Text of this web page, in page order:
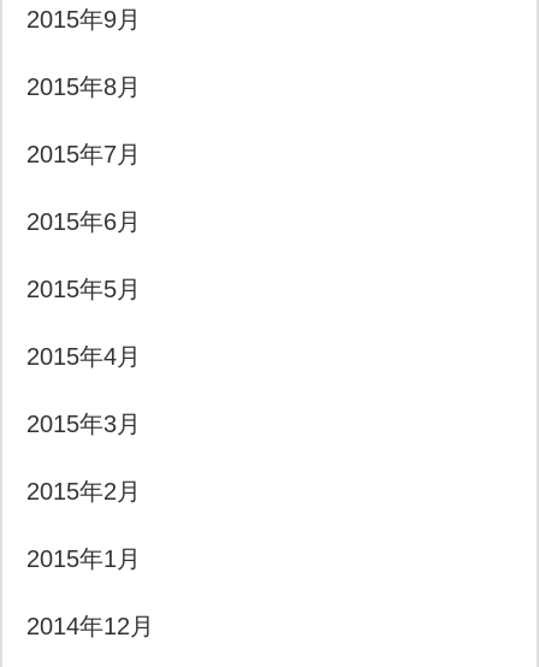
2015年9月
2015年8月
2015年7月
2015年6月
2015年5月
2015年4月
2015年3月
2015年2月
2015年1月
2014年12月